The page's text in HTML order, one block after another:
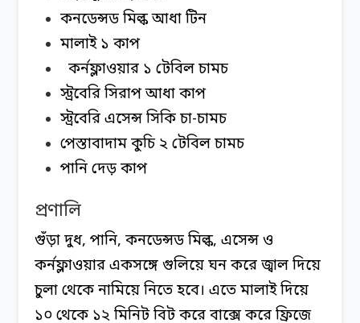
কনডেন্সড মিল্ক আধা টিন
মালাই ১ কাপ
কর্নফ্লাওয়ার ১ টেবিল চামচ
স্ট্রবেরি সিরাপ আধা কাপ
স্ট্রবেরি এসেন্স সিকি চা-চামচ
পেস্তাবাদাম কুচি ২ টেবিল চামচ
পানি দেড় কাপ
প্রণালি
গুঁড়া দুধ, পানি, কনডেন্সড মিল্ক, এসেন্স ও
কর্নফ্লাওয়ার একসঙ্গে গুলিয়ে ঘন করে জ্বাল দিয়ে
চুলা থেকে নামিয়ে নিতে হবে। এতে মালাই দিয়ে
১০ থেকে ১২ মিনিট বিট করে বাক্সে করে ফ্রিজে